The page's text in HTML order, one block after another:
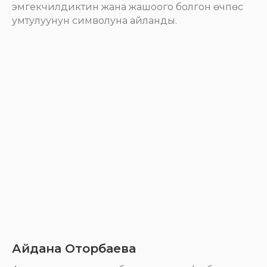
эмгекчилдиктин жана жашоого болгон өчпөс
умтулуунун символуна айланды.
Айдана Оторбаева